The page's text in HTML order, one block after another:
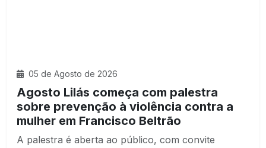
05 de Agosto de 2026
Agosto Lilás começa com palestra
sobre prevenção à violência contra a
mulher em Francisco Beltrão
A palestra é aberta ao público, com convite